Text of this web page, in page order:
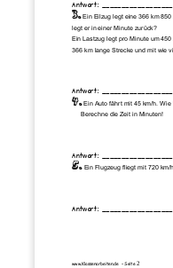
www.Klassenarbeiten.de  – Seite 2
Antwort:
3. Ein Eilzug legt eine 366 km
legt er in einer Minute zurück?
Ein Lastzug legt pro Minute um
366 km lange Strecke und mit wie
Antwort:
4. Ein Auto fährt mit 45 km/h.
     Berechne die Zeit in Minuten!
Antwort:
5. Ein Flugzeug fliegt mit 720
Antwort: